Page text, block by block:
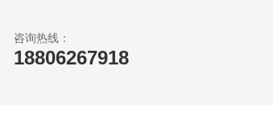
咨询热线：
18806267918